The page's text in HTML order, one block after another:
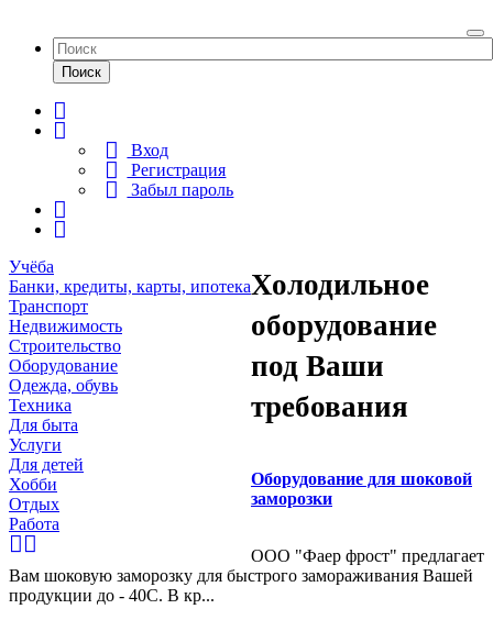
Поиск
Вход
Регистрация
Забыл пароль
Учёба
Банки, кредиты, карты, ипотека
Транспорт
Недвижимость
Строительство
Оборудование
Одежда, обувь
Техника
Для быта
Услуги
Для детей
Хобби
Отдых
Работа
Холодильное
оборудование
под Ваши
требования
Оборудование для шоковой
заморозки
ООО "Фаер фрост" предлагает
Вам шоковую заморозку для быстрого замораживания Вашей
продукции до - 40С. В кр...